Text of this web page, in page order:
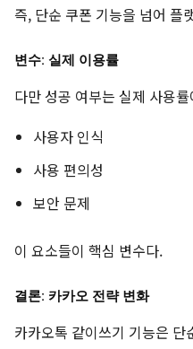
즉, 단순 쿠폰 기능을 넘어 플
변수: 실제 이용률
다만 성공 여부는 실제 사용
사용자 인식
사용 편의성
보안 문제
이 요소들이 핵심 변수다.
결론: 카카오 전략 변화
카카오톡 같이쓰기 기능은 단